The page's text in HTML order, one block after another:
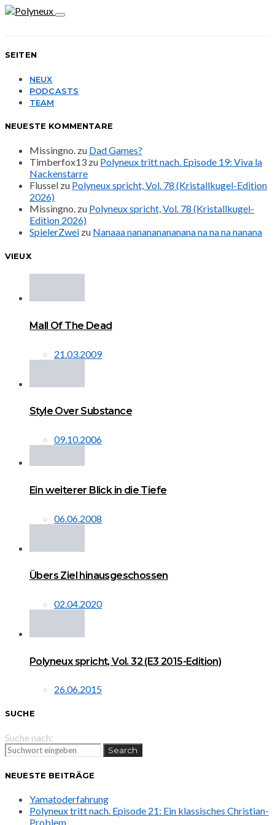
SEITEN
NEUX
PODCASTS
TEAM
NEUESTE KOMMENTARE
Missingno. zu Dad Games?
Timberfox13 zu Polyneux tritt nach. Episode 19: Viva la
Nackenstarre
Flussel zu Polyneux spricht, Vol. 78 (Kristallkugel-Edition
2026)
Missingno. zu Polyneux spricht, Vol. 78 (Kristallkugel-
Edition 2026)
SpielerZwei zu Nanaaa nanananananana na na na nanana
VIEUX
Mall Of The Dead
21.03.2009
Style Over Substance
09.10.2006
Ein weiterer Blick in die Tiefe
06.06.2008
Übers Ziel hinausgeschossen
02.04.2020
Polyneux spricht, Vol. 32 (E3 2015-Edition)
26.06.2015
SUCHE
Suche nach:
Search
NEUESTE BEITRÄGE
Yamatoderfahrung
Polyneux tritt nach. Episode 21: Ein klassisches Christian-
Problem